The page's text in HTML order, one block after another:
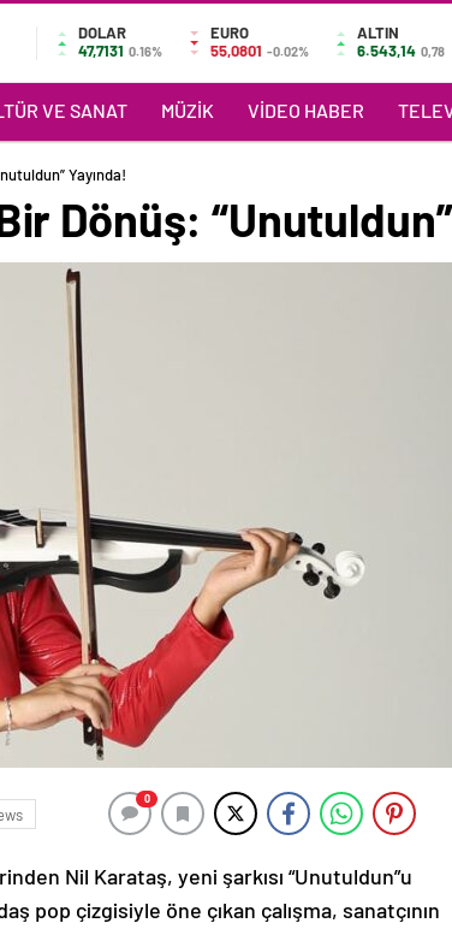
DOLAR
47,7131 0.16%
EURO
55,0801 -0.02%
ALTIN
6.543,14 0,78
VE SANAT MÜZIK VIDEO HABER
Yayında!
Dönüş:
0
Nil Karataş, yeni şarkısı “Unutuldun”u
pop çizgisiyle öne çıkan çalışma, sanatçının